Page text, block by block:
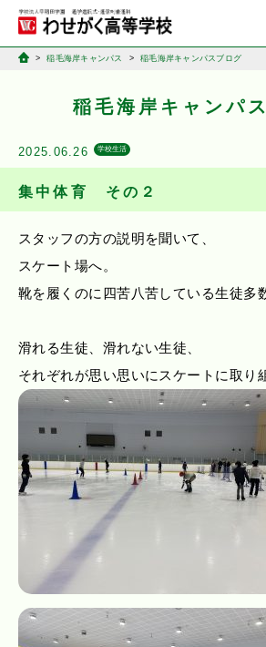
稲毛海岸キャンパス 稲毛海岸キャンパスブログ
稲毛海岸キャンパ
2025.06.26 学校生活
集中体育 その２
スタッフの方の説明を聞いて、
スケート場へ。
靴を履くのに四苦八苦している生徒多
滑れる生徒、滑れない生徒、
それぞれが思い思いにスケートに取り